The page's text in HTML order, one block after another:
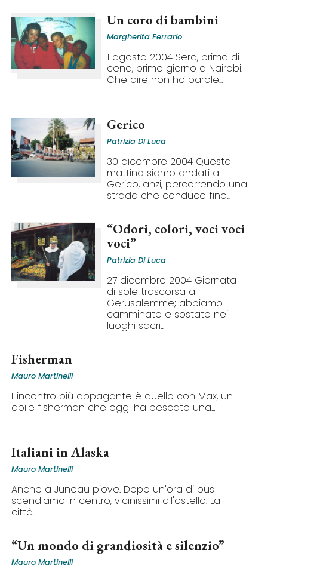
Un coro di bambini
Margherita Ferrario
1 agosto 2004 Sera, prima di
cena, primo giorno a Nairobi.
Che dire non ho parole...
Gerico
Patrizia Di Luca
30 dicembre 2004 Questa
mattina siamo andati a
Gerico, anzi, percorrendo una
strada che conduce fino...
“Odori, colori, voci voci
voci”
Patrizia Di Luca
27 dicembre 2004 Giornata
di sole trascorsa a
Gerusalemme; abbiamo
camminato e sostato nei
luoghi sacri...
Fisherman
Mauro Martinelli
L'incontro più appagante è quello con Max, un
abile fisherman che oggi ha pescato una...
Italiani in Alaska
Mauro Martinelli
Anche a Juneau piove. Dopo un'ora di bus
scendiamo in centro, vicinissimi all'ostello. La
città...
“Un mondo di grandiosità e silenzio”
Mauro Martinelli